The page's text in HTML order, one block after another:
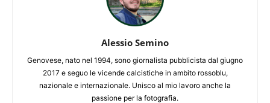
Alessio Semino
Genovese, nato nel 1994, sono giornalista pubblicista dal giugno
2017 e seguo le vicende calcistiche in ambito rossoblu,
nazionale e internazionale. Unisco al mio lavoro anche la
passione per la fotografia.